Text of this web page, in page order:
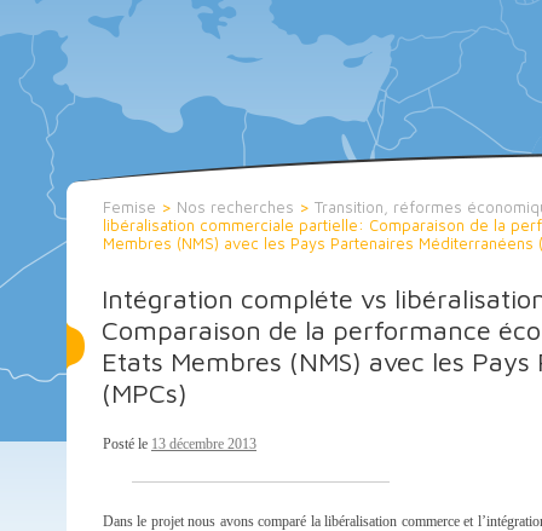
Femise > Nos recherches > Transition, réformes
libéralisation commerciale partielle: Comparaison de la
Membres (NMS) avec les Pays Partenaires Méditerranéens
Intégration compléte vs
Comparaison de la performance
Etats Membres (NMS) avec les
(MPCs)
Posté le 13 décembre 2013
Dans le projet nous avons comparé la libéralisation commerce et